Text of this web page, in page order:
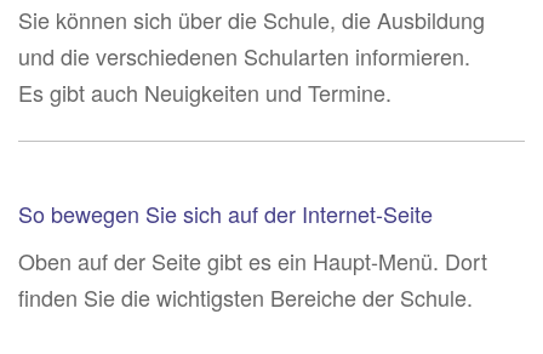
Sie können sich über die Schule, die Ausbildung
und die verschiedenen Schularten informieren.
Es gibt auch Neuigkeiten und Termine.
So bewegen Sie sich auf der Internet-Seite
Oben auf der Seite gibt es ein Haupt-Menü. Dort
finden Sie die wichtigsten Bereiche der Schule.